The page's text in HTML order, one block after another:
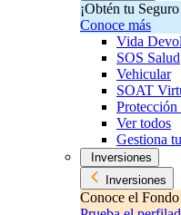
¡Obtén tu
Conoce más
Vida
SOS Salud
Vehicular
SOAT
Protección
Ver todos
Gestiona
Inversiones
Inversiones
Conoce el